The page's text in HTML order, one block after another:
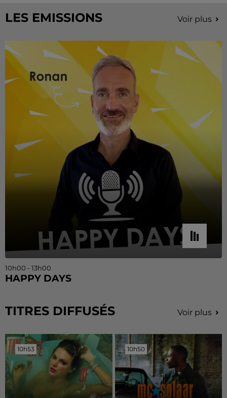
LES EMISSIONS Voir plus
10h00 - 13h00
HAPPY DAYS
TITRES DIFFUSÉS Voir plus
10h53
10h53 10h50
10h50